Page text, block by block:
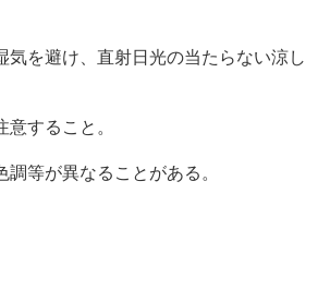
を避け、直射日光の当たらない涼し
すること。
等が異なることがある。